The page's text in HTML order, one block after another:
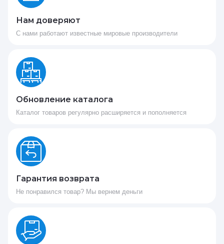
Нам доверяют
С нами работают известные мировые производители
Обновление каталога
Каталог товаров регулярно расширяется и пополняется
Гарантия возврата
Не понравился товар? Мы вернем деньги